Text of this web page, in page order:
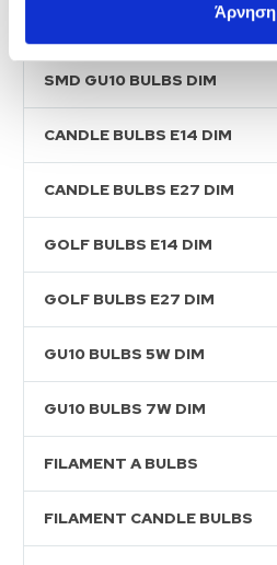
Άρνηση
SMD GOLF BULBS DIM
SMD GU10 BULBS DIM
CANDLE BULBS E14 DIM
CANDLE BULBS E27 DIM
GOLF BULBS E14 DIM
GOLF BULBS E27 DIM
GU10 BULBS 5W DIM
GU10 BULBS 7W DIM
FILAMENT A BULBS
FILAMENT CANDLE BULBS